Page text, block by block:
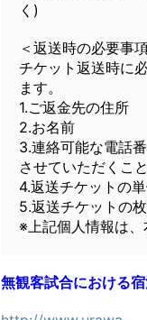
く)
＜返送時の必要事
チケット返送時に
ます。
1.ご返金先の住所
2.お名前
3.連絡可能な電話
させていただくこ
4.返送チケットの
5.返送チケットの
※上記個人情報は、
無観客試合における